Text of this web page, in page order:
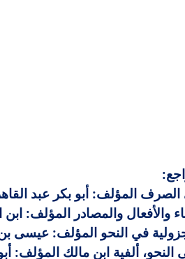
:
المؤلف: أبو بكر عبد
والأفعال والمصادر المؤلف: ابن
في النحو المؤلف: عيسى بن
ألفية ابن مالك المؤلف: